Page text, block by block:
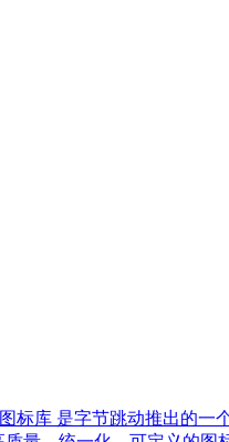
标库 是字节跳动推出的